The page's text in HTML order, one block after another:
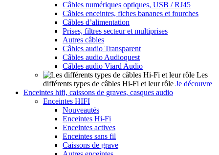
Câbles numériques optiques, USB / RJ45
Câbles enceintes, fiches bananes et fourches
Câbles d’alimentation
Prises, filtres secteur et multiprises
Autres câbles
Câbles audio Transparent
Câbles audio Audioquest
Câbles audio Viard Audio
Les
différents types de câbles Hi-Fi et leur rôle Je découvre
Enceintes hifi, caissons de graves, casques audio
Enceintes HIFI
Nouveautés
Enceintes Hi-Fi
Enceintes actives
Enceintes sans fil
Caissons de grave